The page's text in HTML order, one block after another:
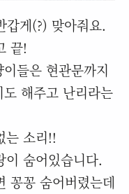
갑게(?) 맞아줘요.
끝!
들은 현관문까지
해주고 난리라는
는 소리!!
이 숨어있습니다.
꽁꽁 숨어버렸는데